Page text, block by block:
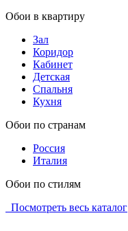
Обои в квартиру
Зал
Коридор
Кабинет
Детская
Спальня
Кухня
Обои по странам
Россия
Италия
Обои по стилям
Посмотреть весь каталог